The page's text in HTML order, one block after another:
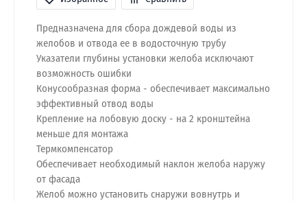
Предназначена для сбора дождевой воды из
желобов и отвода ее в водосточную трубу
Указатели глубины установки желоба исключают
возможность ошибки
Конусообразная форма - обеспечивает максимально
эффективный отвод воды
Крепление на лобовую доску - на 2 кронштейна
меньше для монтажа
Термкомпенсатор
Обеспечивает необходимый наклон желоба наружу
от фасада
Желоб можно установить снаружи вовнутрь и